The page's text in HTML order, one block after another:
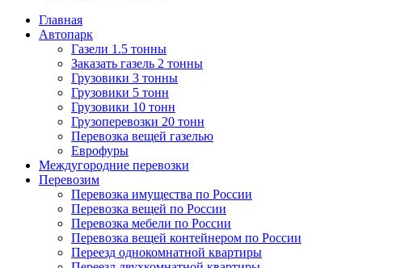
Главная
Автопарк
Газели 1.5 тонны
Заказать газель 2 тонны
Грузовики 3 тонны
Грузовики 5 тонн
Грузовики 10 тонн
Грузоперевозки 20 тонн
Перевозка вещей газелью
Еврофуры
Междугородние перевозки
Перевозим
Перевозка имущества по России
Перевозка вещей по России
Перевозка мебели по России
Перевозка вещей контейнером по России
Переезд однокомнатной квартиры